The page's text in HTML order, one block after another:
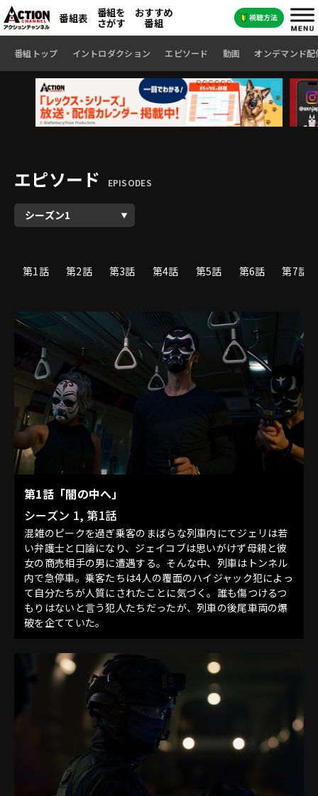
番組表 番組を
さがす
おすすめ
番組
番組トップ イントロダクション エピソード 動画 オンデマンド配
エピソード EPISODES
第1話 第2話 第3話 第4話 第5話 第6話 第7話
第1話「闇の中へ」
シーズン 1, 第1話
混雑のピークを過ぎ乗客のまばらな列車内にてジェリは若
い弁護士と口論になり、ジェイコブは思いがけず母親と彼
女の商売相手の男に遭遇する。そんな中、列車はトンネル
内で急停車。乗客たちは4人の覆面のハイジャック犯によっ
て自分たちが人質にされたことに気づく。誰も傷つけるつ
もりはないと言う犯人たちだったが、列車の後尾車両の爆
破を企てていた。